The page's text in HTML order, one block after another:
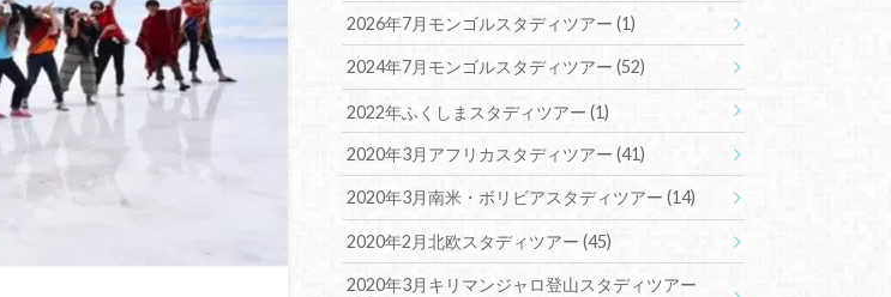
2026年7月モンゴルスタディツアー(1)
2024年7月モンゴルスタディツアー(52)
2022年ふくしまスタディツアー(1)
2020年3月アフリカスタディツアー(41)
2020年3月南米・ボリビアスタディツアー(14)
2020年2月北欧スタディツアー(45)
2020年3月キリマンジャロ登山スタディツアー